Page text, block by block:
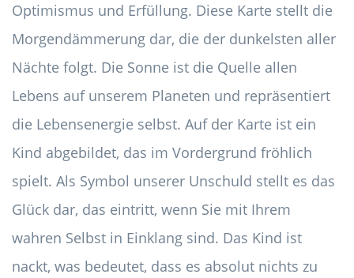
Optimismus und Erfüllung. Diese Karte stellt die
Morgendämmerung dar, die der dunkelsten aller
Nächte folgt. Die Sonne ist die Quelle allen
Lebens auf unserem Planeten und repräsentiert
die Lebensenergie selbst. Auf der Karte ist ein
Kind abgebildet, das im Vordergrund fröhlich
spielt. Als Symbol unserer Unschuld stellt es das
Glück dar, das eintritt, wenn Sie mit Ihrem
wahren Selbst in Einklang sind. Das Kind ist
nackt, was bedeutet, dass es absolut nichts zu